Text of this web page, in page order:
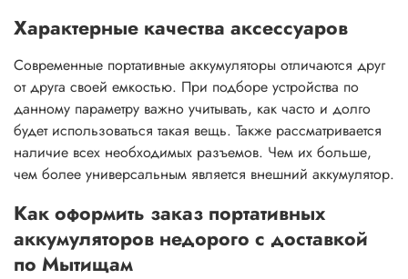
Характерные качества аксессуаров
Современные портативные аккумуляторы отличаются друг
от друга своей емкостью. При подборе устройства по
данному параметру важно учитывать, как часто и долго
будет использоваться такая вещь. Также рассматривается
наличие всех необходимых разъемов. Чем их больше,
чем более универсальным является внешний аккумулятор.
Как оформить заказ портативных
аккумуляторов недорого с доставкой
по Мытищам